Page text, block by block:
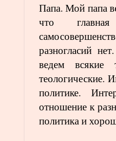
Папа. Мой папа
что
разногласий
ведем
теологические.
политике.
отношение к
политика и